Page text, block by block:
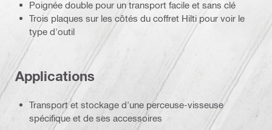
Poignée double pour un transport facile et sans clé
Trois plaques sur les côtés du coffret Hilti pour voir le
type d'outil
Applications
Transport et stockage d'une perceuse-visseuse
spécifique et de ses accessoires